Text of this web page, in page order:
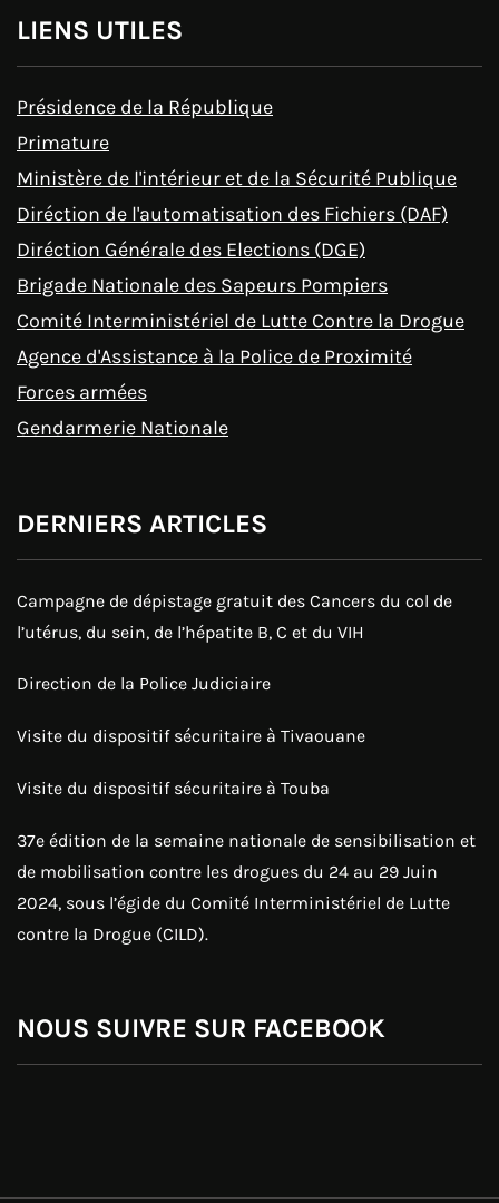
LIENS UTILES
Présidence de la République
Primature
Ministère de l'intérieur et de la Sécurité Publique
Diréction de l'automatisation des Fichiers (DAF)
Diréction Générale des Elections (DGE)
Brigade Nationale des Sapeurs Pompiers
Comité Interministériel de Lutte Contre la Drogue
Agence d'Assistance à la Police de Proximité
Forces armées
Gendarmerie Nationale
DERNIERS ARTICLES
Campagne de dépistage gratuit des Cancers du col de
l’utérus, du sein, de l’hépatite B, C et du VIH
Direction de la Police Judiciaire
Visite du dispositif sécuritaire à Tivaouane
Visite du dispositif sécuritaire à Touba
37e édition de la semaine nationale de sensibilisation et
de mobilisation contre les drogues du 24 au 29 Juin
2024, sous l’égide du Comité Interministériel de Lutte
contre la Drogue (CILD).
NOUS SUIVRE SUR FACEBOOK